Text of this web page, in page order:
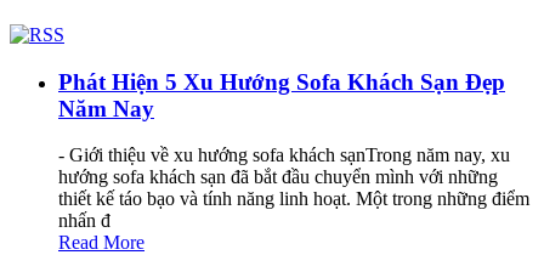
Phát Hiện 5 Xu Hướng Sofa Khách Sạn Đẹp
Năm Nay
- Giới thiệu về xu hướng sofa khách sạnTrong năm nay, xu
hướng sofa khách sạn đã bắt đầu chuyển mình với những
thiết kế táo bạo và tính năng linh hoạt. Một trong những điểm
nhấn đ
Read More